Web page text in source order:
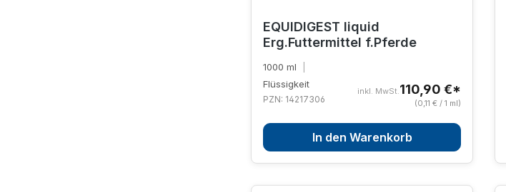
EQUIDIGEST liquid
Erg.Futtermittel f.Pferde
1000 ml
Flüssigkeit
PZN: 14217306
inkl. MwSt.110,90 €*
(0,11 € / 1 ml)
In den Warenkorb